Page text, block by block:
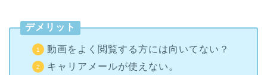
デメリット
動画をよく閲覧する方には向いてない？
キャリアメールが使えない。